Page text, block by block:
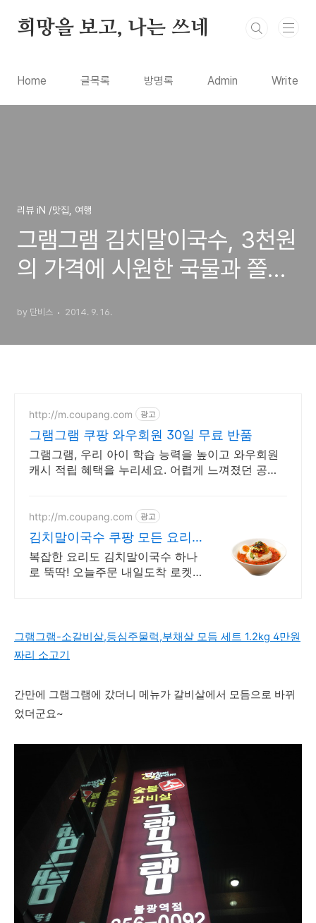
희망을 보고, 나는 쓰네
Home 글목록 방명록 Admin Write
리뷰 iN /맛집, 여행
그램그램 김치말이국수, 3천원
의 가격에 시원한 국물과 쫄깃
by 단비스 2014. 9. 16.
http://m.coupang.com 광고
그램그램 쿠팡 와우회원 30일 무료 반품
그램그램, 우리 아이 학습 능력을 높이고 와우회원
캐시 적립 혜택을 누리세요. 어렵게 느껴졌던 공부,
http://m.coupang.com 광고
김치말이국수 쿠팡 모든 요리
에 맛을 더하세요
복잡한 요리도 김치말이국수 하나
로 뚝딱! 오늘주문 내일도착 로켓
그램그램-소갈비살,등심주물럭,부채살 모듬 세트 1.2kg 4만원
짜리 소고기
간만에 그램그램에 갔더니 메뉴가 갈비살에서 모듬으로 바뀌
었더군요~